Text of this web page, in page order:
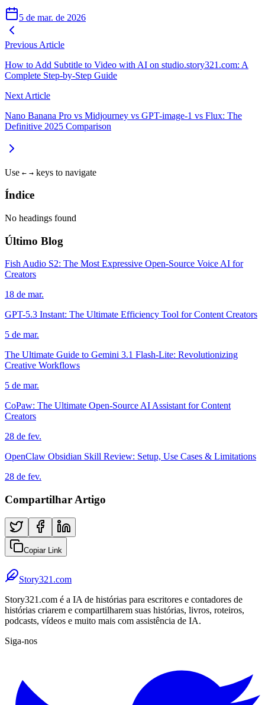
5 de mar. de 2026
Previous Article
How to Add Subtitle to Video with AI on studio.story321.com: A
Complete Step-by-Step Guide
Next Article
Nano Banana Pro vs Midjourney vs GPT-image-1 vs Flux: The
Definitive 2025 Comparison
Use ← → keys to navigate
Índice
No headings found
Último Blog
Fish Audio S2: The Most Expressive Open-Source Voice AI for
Creators
18 de mar.
GPT-5.3 Instant: The Ultimate Efficiency Tool for Content Creators
5 de mar.
The Ultimate Guide to Gemini 3.1 Flash-Lite: Revolutionizing
Creative Workflows
5 de mar.
CoPaw: The Ultimate Open-Source AI Assistant for Content
Creators
28 de fev.
OpenClaw Obsidian Skill Review: Setup, Use Cases & Limitations
28 de fev.
Compartilhar Artigo
Copiar Link
Story321.com
Story321.com é a IA de histórias para escritores e contadores de
histórias criarem e compartilharem suas histórias, livros, roteiros,
podcasts, vídeos e muito mais com assistência de IA.
Siga-nos